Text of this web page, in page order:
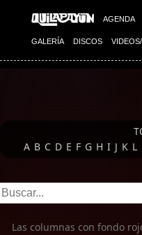
AGENDA
GALERÍA DISCOS
Imagen 01
A B C D E F G H I J K L
Las columnas con fondo